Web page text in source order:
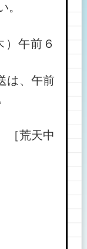
。
午前６
は、午前
荒天中